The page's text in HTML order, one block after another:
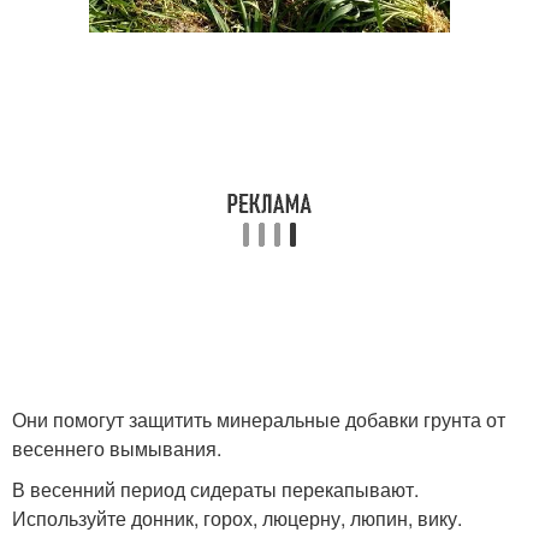
Они помогут защитить минеральные добавки грунта от
весеннего вымывания.
В весенний период сидераты перекапывают.
Используйте донник, горох, люцерну, люпин, вику.